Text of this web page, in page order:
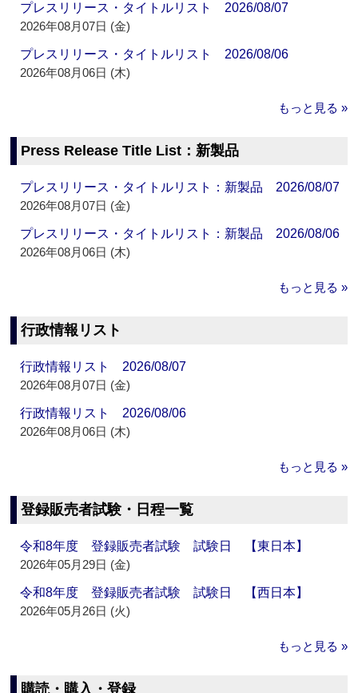
プレスリリース・タイトルリスト 2026/08/07
2026年08月07日 (金)
プレスリリース・タイトルリスト 2026/08/06
2026年08月06日 (木)
もっと見る »
Press Release Title List：新製品
プレスリリース・タイトルリスト：新製品 2026/08/07
2026年08月07日 (金)
プレスリリース・タイトルリスト：新製品 2026/08/06
2026年08月06日 (木)
もっと見る »
行政情報リスト
行政情報リスト 2026/08/07
2026年08月07日 (金)
行政情報リスト 2026/08/06
2026年08月06日 (木)
もっと見る »
登録販売者試験・日程一覧
令和8年度 登録販売者試験 試験日 【東日本】
2026年05月29日 (金)
令和8年度 登録販売者試験 試験日 【西日本】
2026年05月26日 (火)
もっと見る »
購読・購入・登録